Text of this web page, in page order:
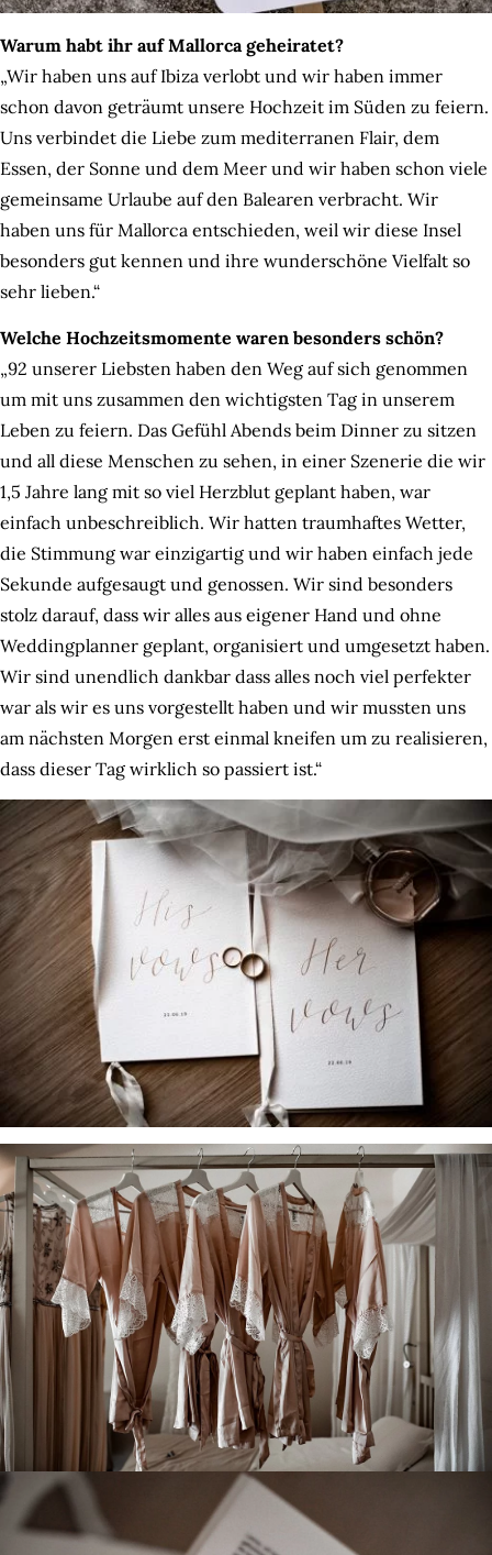
Warum habt ihr auf Mallorca geheiratet?
„Wir haben uns auf Ibiza verlobt und wir haben immer
schon davon geträumt unsere Hochzeit im Süden zu feiern.
Uns verbindet die Liebe zum mediterranen Flair, dem
Essen, der Sonne und dem Meer und wir haben schon viele
gemeinsame Urlaube auf den Balearen verbracht. Wir
haben uns für Mallorca entschieden, weil wir diese Insel
besonders gut kennen und ihre wunderschöne Vielfalt so
sehr lieben.“
Welche Hochzeitsmomente waren besonders schön?
„92 unserer Liebsten haben den Weg auf sich genommen
um mit uns zusammen den wichtigsten Tag in unserem
Leben zu feiern. Das Gefühl Abends beim Dinner zu sitzen
und all diese Menschen zu sehen, in einer Szenerie die wir
1,5 Jahre lang mit so viel Herzblut geplant haben, war
einfach unbeschreiblich. Wir hatten traumhaftes Wetter,
die Stimmung war einzigartig und wir haben einfach jede
Sekunde aufgesaugt und genossen. Wir sind besonders
stolz darauf, dass wir alles aus eigener Hand und ohne
Weddingplanner geplant, organisiert und umgesetzt haben.
Wir sind unendlich dankbar dass alles noch viel perfekter
war als wir es uns vorgestellt haben und wir mussten uns
am nächsten Morgen erst einmal kneifen um zu realisieren,
dass dieser Tag wirklich so passiert ist.“